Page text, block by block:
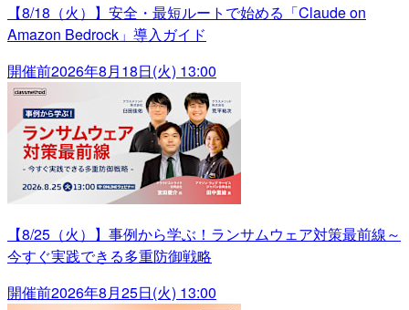
【8/18（火）】安全・最短ルートで始める「Claude on
Amazon Bedrock」導入ガイド
開催前2026年8月18日(火) 13:00
【8/25（火）】事例から学ぶ！ランサムウェア対策最前線～
今すぐ実践できる多重防御戦略
開催前2026年8月25日(火) 13:00